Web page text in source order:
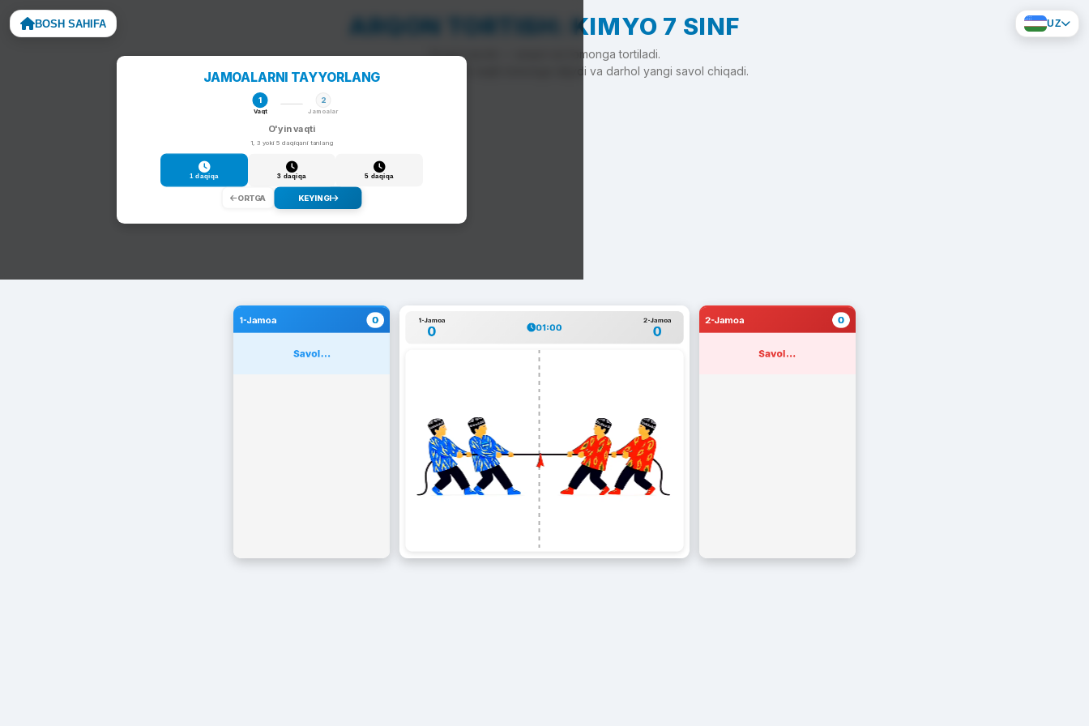
BOSH SAHIFA UZ
ARQON TORTISH: KIMYO 7 SINF
To'g'ri javob — arqon siz tomonga tortiladi.
Noto'g'ri javob — arqon raqib tomonga siljiydi va darhol yangi savol chiqadi.
JAMOALARNI TAYYORLANG
1
Vaqt
2
Jamoalar
O'yin vaqti
1, 3 yoki 5 daqiqani tanlang
1 daqiqa 3 daqiqa 5 daqiqa
ORTGA KEYINGI
1-Jamoa 0
Savol...
1-Jamoa
0 01:00
2-Jamoa
0
2-Jamoa 0
Savol...